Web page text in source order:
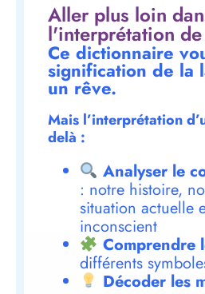
Aller plus loin
l'interprétation
Ce dictionnaire
signification de la
un rêve.
Mais l’interprétation
delà :
Analyser le
: notre histoire,
situation actuelle
inconscient
Comprendre
différents
Décoder les